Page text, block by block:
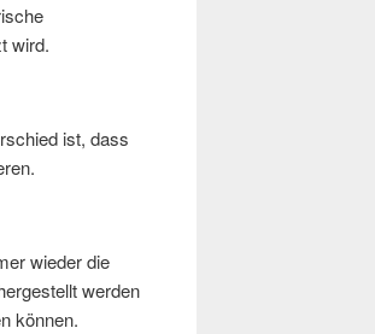
wird.
ist, dass
wieder die
werden
können.